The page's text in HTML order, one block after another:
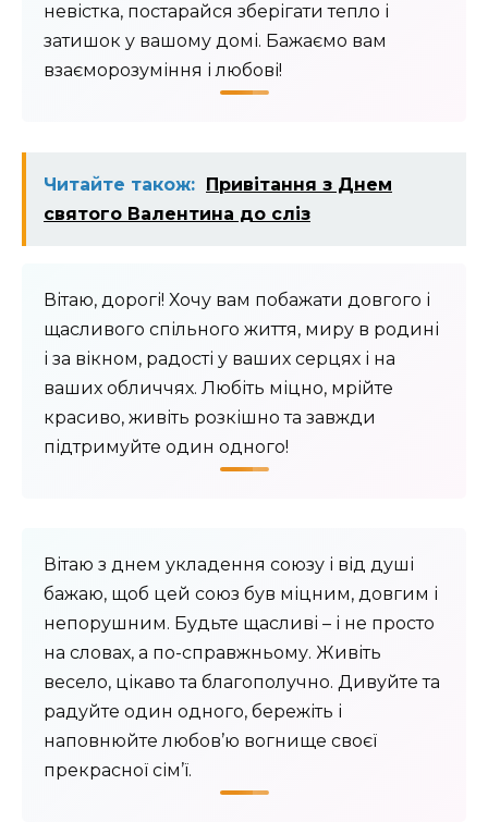
невістка, постарайся зберігати тепло і
затишок у вашому домі. Бажаємо вам
взаєморозуміння і любові!
Читайте також: Привітання з Днем
святого Валентина до сліз
Вітаю, дорогі! Хочу вам побажати довгого і
щасливого спільного життя, миру в родині
і за вікном, радості у ваших серцях і на
ваших обличчях. Любіть міцно, мрійте
красиво, живіть розкішно та завжди
підтримуйте один одного!
Вітаю з днем ​​укладення союзу і від душі
бажаю, щоб цей союз був міцним, довгим і
непорушним. Будьте щасливі – і не просто
на словах, а по-справжньому. Живіть
весело, цікаво та благополучно. Дивуйте та
радуйте один одного, бережіть і
наповнюйте любов’ю вогнище своєї
прекрасної сім’ї.